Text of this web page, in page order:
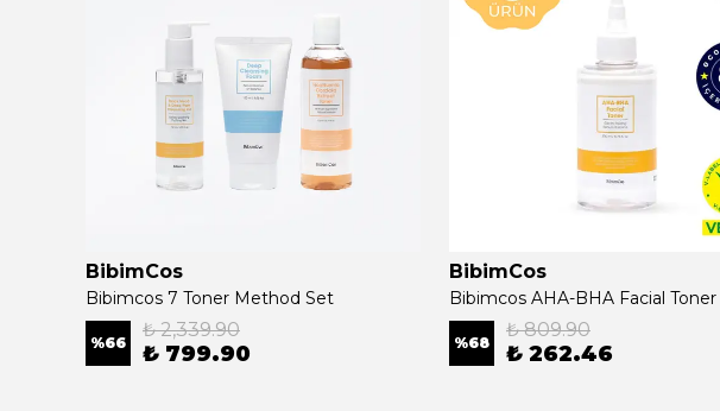
BibimCos
Bibimcos 7 Toner Method Set
%66
₺ 2,339.90
₺ 799.90
BibimCos
%68
₺ 809.90
₺ 262.46